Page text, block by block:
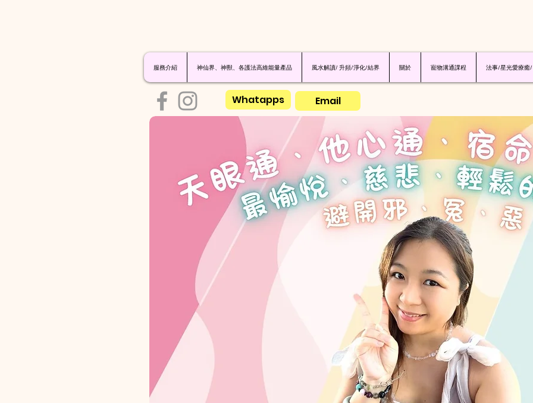
服務介紹 神仙界、神獸、各護法高維能量產品 風水解讀/ 升頻/淨化/結界 關於 寵物溝通課程 法事/星光愛療癒
Whatapps Email